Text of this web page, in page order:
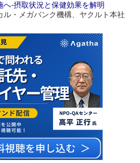
‐摂取状況と保健効果を解明
ル・メガバンク機構、ヤクルト本社